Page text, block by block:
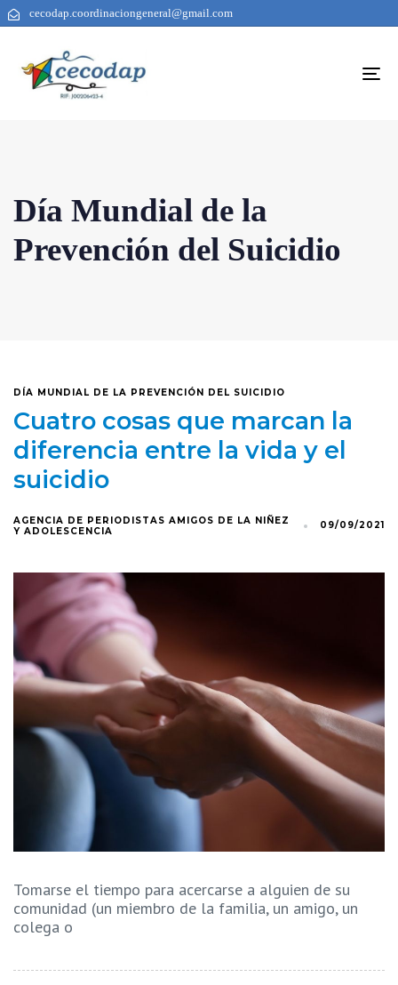
cecodap.coordinaciongeneral@gmail.com
Día Mundial de la
Prevención del Suicidio
DÍA MUNDIAL DE LA PREVENCIÓN DEL SUICIDIO
Cuatro cosas que marcan la
diferencia entre la vida y el
suicidio
AGENCIA DE PERIODISTAS AMIGOS DE LA NIÑEZ
Y ADOLESCENCIA
09/09/2021
Tomarse el tiempo para acercarse a alguien de su
comunidad (un miembro de la familia, un amigo, un
colega o